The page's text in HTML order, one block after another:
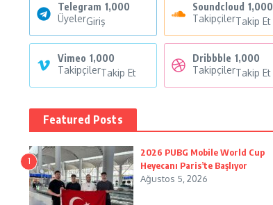
Telegram 1,000
ÜyelerGiriş
Soundcloud 1,000
TakipçilerTakip Et
Vimeo 1,000
TakipçilerTakip Et
Dribbble 1,000
TakipçilerTakip Et
Featured Posts
1
2026 PUBG Mobile World Cup
Heyecanı Paris’te Başlıyor
Ağustos 5, 2026